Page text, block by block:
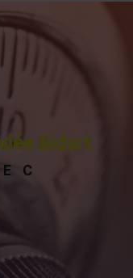
Bidart